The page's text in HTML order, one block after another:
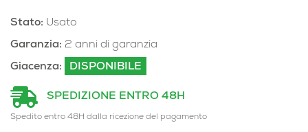
Stato: Usato
Garanzia: 2 anni di garanzia
Giacenza:
DISPONIBILE
SPEDIZIONE ENTRO 48H
Spedito entro 48H dalla ricezione del pagamento